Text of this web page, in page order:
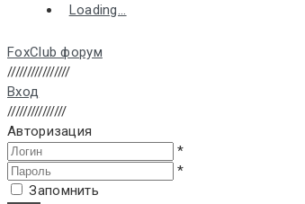
Loading...
FoxClub форум
////////////////
Вход
///////////////
Авторизация
*
*
Запомнить